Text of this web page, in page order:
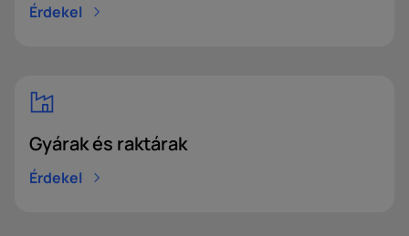
Érdekel
Gyárak és raktárak
Érdekel